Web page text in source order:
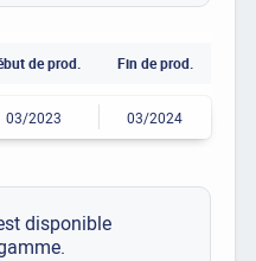
de prod. Fin de prod.
03/2023 03/2024
disponible